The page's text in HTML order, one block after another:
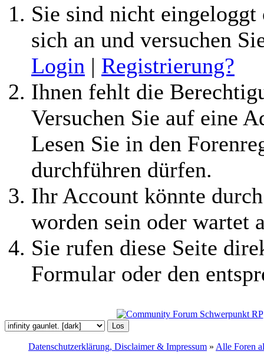
Sie sind nicht
sich an und versuchen
Login | Registrierung?
Ihnen fehlt die
Versuchen Sie auf eine
Lesen Sie in den
durchführen dürfen.
Ihr Account könnte
worden sein oder wartet
Sie rufen diese Seite
Formular oder den
Datenschutzerklärung, Disclaimer & Impressum » Alle Foren